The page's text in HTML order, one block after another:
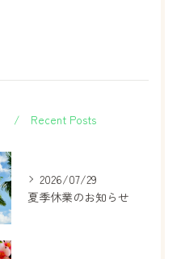
Recent Posts
2026/07/29
夏季休業のお知らせ